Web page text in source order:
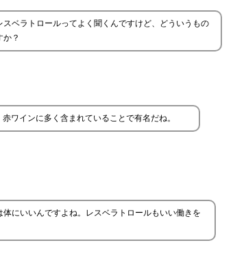
スベラトロールってよく聞くんですけど、どういうもの
か？
ワインに多く含まれていることで有名だね。
体にいいんですよね。レスベラトロールもいい働きを